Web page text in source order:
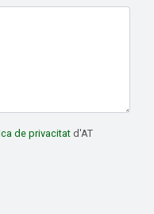
de privacitatd'AT